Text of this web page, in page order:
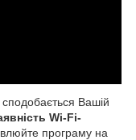
Вашій
Wi-Fi-
програму на